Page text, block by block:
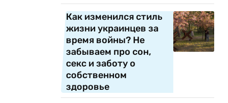
Как изменился стиль
жизни украинцев за
время войны? Не
забываем про сон,
секс и заботу о
собственном
здоровье